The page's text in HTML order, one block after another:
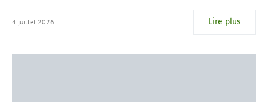
4 juillet 2026 Lire plus